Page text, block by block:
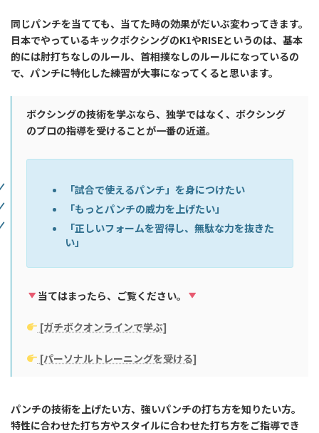
同じパンチを当てても、当てた時の効果がだいぶ変わってきます。
日本でやっているキックボクシングのK1やRISEというのは、基本
的には肘打ちなしのルール、首相撲なしのルールになっているの
で、パンチに特化した練習が大事になってくると思います。
ボクシングの技術を学ぶなら、独学ではなく、ボクシング
のプロの指導を受けることが一番の近道。
「試合で使えるパンチ」を身につけたい
「もっとパンチの威力を上げたい」
「正しいフォームを習得し、無駄な力を抜きた
い」
当てはまったら、ご覧ください。
[ガチボクオンラインで学ぶ]
[パーソナルトレーニングを受ける]
パンチの技術を上げたい方、強いパンチの打ち方を知りたい方。
特性に合わせた打ち方やスタイルに合わせた打ち方をご指導でき